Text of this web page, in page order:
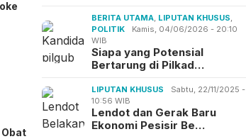
BERITA UTAMA LIPUTAN KHUSUS
POLITIK
Kamis, 04/06/2026 - 20:10
WIB
Siapa yang Potensial
Bertarung di Pilkad…
LIPUTAN KHUSUS
Sabtu, 22/11/2025 -
10:56 WIB
Lendot dan Gerak Baru
Ekonomi Pesisir Be…